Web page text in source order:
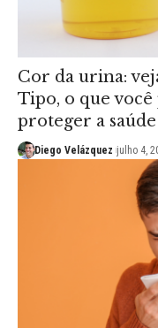
Cor da urina:
Tipo, o que
proteger a saúde
Diego Velázquez julho 4,